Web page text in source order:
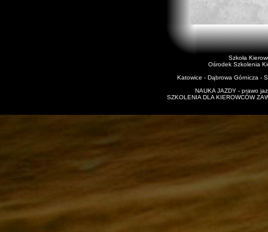
Szkoła
Ośrodek Szkolenia
Katowice - Dąbrowa Górnicza -
NAUKA JAZDY - prawo
SZKOLENIA DLA KIEROWCÓW